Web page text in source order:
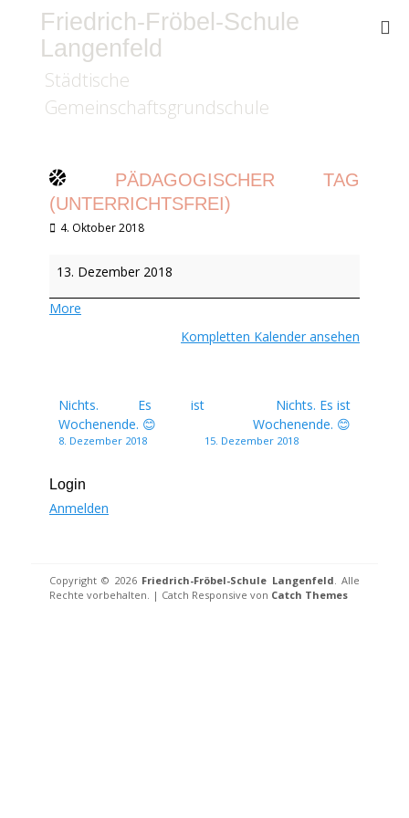
Friedrich-Fröbel-Schule
Langenfeld
Städtische
Gemeinschaftsgrundschule
PÄDAGOGISCHER TAG
(UNTERRICHTSFREI)
Veröffentlicht
4. Oktober 2018
Pädagogischer
Tag
(unterrichtsfrei)
13. Dezember 2018
More
Kompletten Kalender ansehen
Beitragsnavigation
Nichts. Es ist
Wochenende. 😊
8. Dezember 2018
Nichts. Es ist
Wochenende. 😊
15. Dezember 2018
Login
Anmelden
Copyright © 2026 Friedrich-Fröbel-Schule Langenfeld. Alle
Rechte vorbehalten. | Catch Responsive von Catch Themes